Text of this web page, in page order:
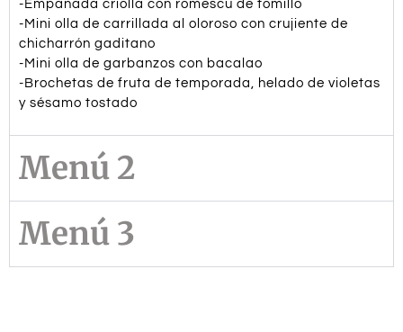
-Empanada criolla con romescu de tomillo
-Mini olla de carrillada al oloroso con crujiente de
chicharrón gaditano
-Mini olla de garbanzos con bacalao
-Brochetas de fruta de temporada, helado de violetas
y sésamo tostado
Menú 2
Menú 3